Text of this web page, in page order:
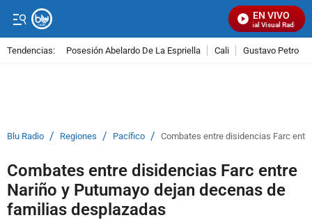
EN VIVO
Señal Visual Radio
Tendencias: Posesión Abelardo De La Espriella Cali Gustavo Petro
Blu Radio / Regiones / Pacífico / Combates entre disidencias Farc
Combates entre disidencias Farc entre
Nariño y Putumayo dejan decenas de
familias desplazadas